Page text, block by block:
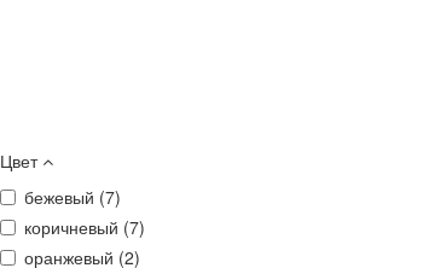
Цвет
бежевый (7)
коричневый (7)
оранжевый (2)